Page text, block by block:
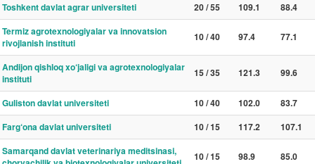
Toshkent davlat agrar universiteti 20 / 55 109.1
88.4
Termiz agrotexnologiyalar va innovatsion
rivojlanish instituti
10 / 40 97.4 77.1
Andijon qishloq xo‘jaligi va agrotexnologiyalar
instituti
15 / 35 121.3 99.6
Guliston davlat universiteti 10 / 40 102.0
83.7
Farg‘ona davlat universiteti
10 / 15 117.2
107.1
Samarqand davlat veterinariya meditsinasi,
10 / 15 98.9 85.0